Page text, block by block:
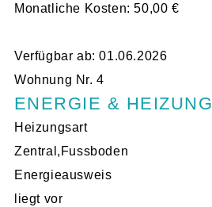
Monatliche Kosten: 50,00 €
Verfügbar ab: 01.06.2026
Wohnung Nr. 4
ENERGIE & HEIZUNG
Heizungsart
Zentral,Fussboden
Energieausweis
liegt vor